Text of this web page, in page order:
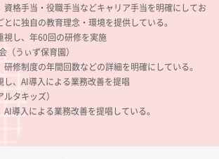
格手当・役職手当などキャリア手当を明確にしてお
に独自の教育理念・環境を提供している。
視し、年60回の研修を実施
（うぃず保育園）
修制度の年間回数などの詳細を明確にしている。
し、AI導入による業務改善を提唱
タキッズ）
導入による業務改善を提唱している。